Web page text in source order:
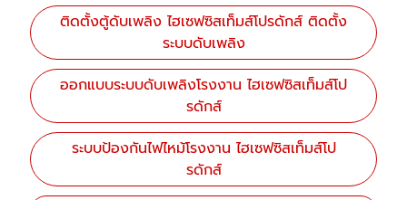
ติดตั้งตู้ดับเพลิง ไฮเซฟซิสเท็มส์โปรดักส์ ติดตั้ง
ระบบดับเพลิง
ออกแบบระบบดับเพลิงโรงงาน ไฮเซฟซิสเท็มส์โป
รดักส์
ระบบป้องกันไฟไหม้โรงงาน ไฮเซฟซิสเท็มส์โป
รดักส์